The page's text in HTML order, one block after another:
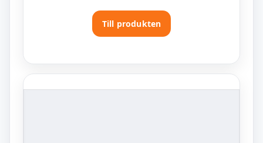
Till produkten